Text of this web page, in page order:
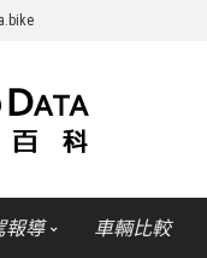
報導 車輛比較